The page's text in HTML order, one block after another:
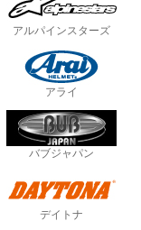
アルパインスターズ
アライ
バブジャパン
デイトナ